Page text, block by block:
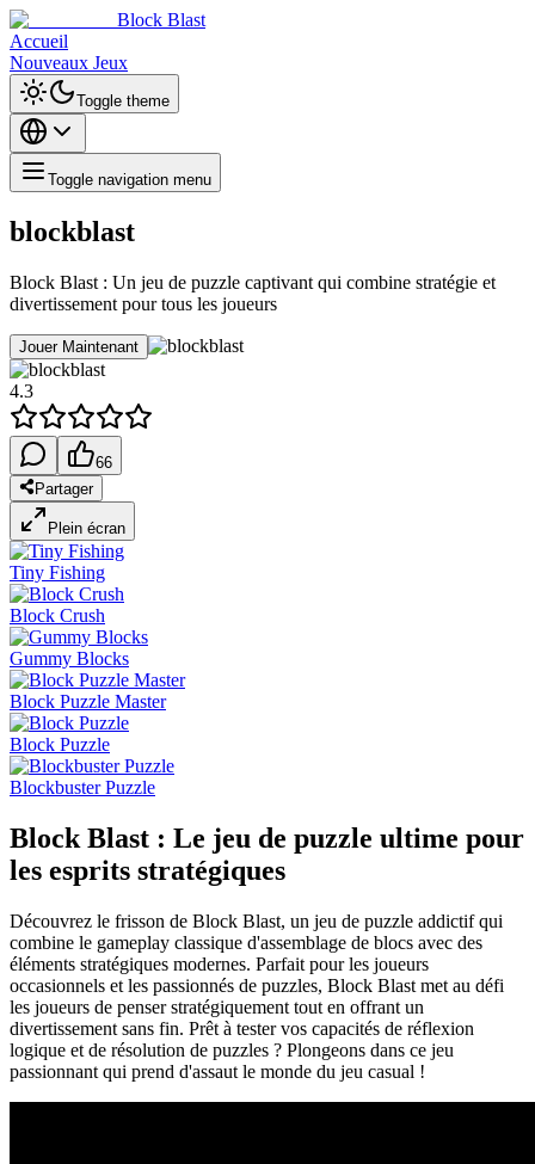
Block Blast
Accueil
Nouveaux Jeux
Toggle theme
Toggle navigation menu
blockblast
Block Blast : Un jeu de puzzle captivant qui combine stratégie et
divertissement pour tous les joueurs
Jouer Maintenant
4.3
66
Partager
Plein écran
Tiny Fishing
Block Crush
Gummy Blocks
Block Puzzle Master
Block Puzzle
Blockbuster Puzzle
Block Blast : Le jeu de puzzle ultime pour
les esprits stratégiques
Découvrez le frisson de Block Blast, un jeu de puzzle addictif qui
combine le gameplay classique d'assemblage de blocs avec des
éléments stratégiques modernes. Parfait pour les joueurs
occasionnels et les passionnés de puzzles, Block Blast met au défi
les joueurs de penser stratégiquement tout en offrant un
divertissement sans fin. Prêt à tester vos capacités de réflexion
logique et de résolution de puzzles ? Plongeons dans ce jeu
passionnant qui prend d'assaut le monde du jeu casual !